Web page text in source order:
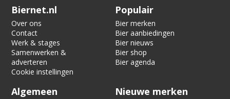
Verification code:
Biernet.nl
Over ons
Contact
Werk & stages
Samenwerken &
adverteren
Cookie instellingen
Populair
Bier merken
Bier aanbiedingen
Bier nieuws
Bier shop
Bier agenda
Algemeen Nieuwe merken